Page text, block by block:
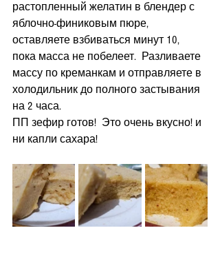
растопленный желатин в блендер с
яблочно-финиковым пюре,
оставляете взбиваться минут 10,
пока масса не побелеет.  Разливаете
массу по креманкам и отправляете в
холодильник до полного застывания
на 2 часа.
ПП зефир готов!  Это очень вкусно! и
ни капли сахара!